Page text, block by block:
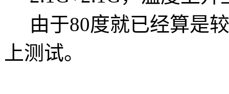
由于80度就已经算是
上测试。